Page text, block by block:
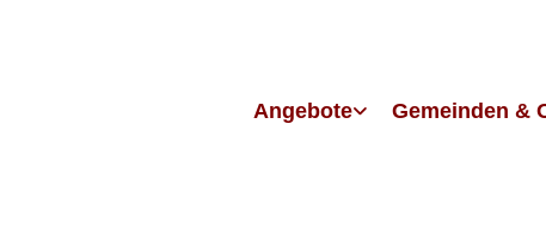
Angebote Gemeinden &